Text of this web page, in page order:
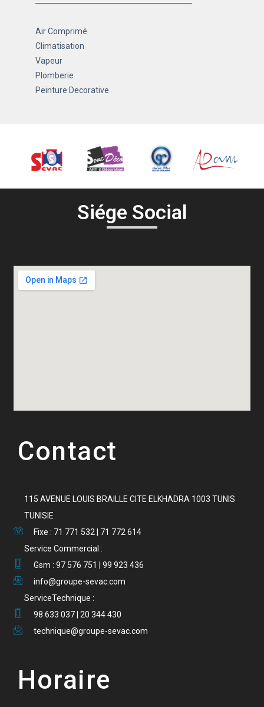
Air Comprimé
Climatisation
Vapeur
Plomberie
Peinture Decorative
Siége Social
Contact
115 AVENUE LOUIS BRAILLE CITE ELKHADRA 1003 TUNIS
TUNISIE
Fixe : 71 771 532 | 71 772 614
Service Commercial :
Gsm : 97 576 751 | 99 923 436
info@groupe-sevac.com
ServiceTechnique :
98 633 037 | 20 344 430
technique@groupe-sevac.com
Horaire